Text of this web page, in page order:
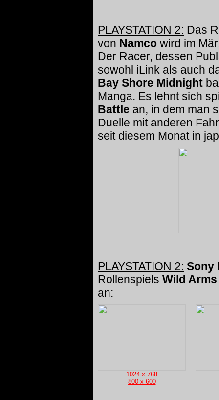
PLAYSTATION 2: Das
von Namco wird im
Der Racer, dessen
sowohl iLink als auch
Bay Shore Midnight
Manga. Es lehnt sich
Battle an, in dem man
Duelle mit anderen
seit diesem Monat in
PLAYSTATION 2: Sony
Rollenspiels Wild
an:
1024 x 768
800 x 600